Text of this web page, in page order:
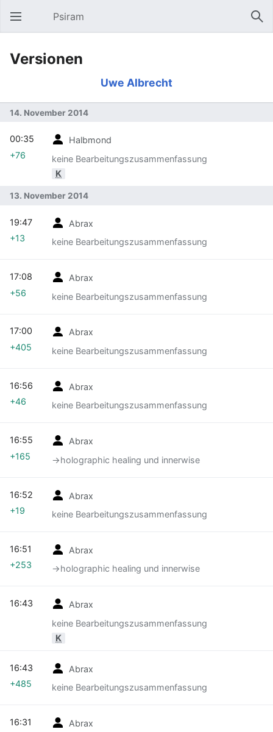
Hauptmenü öffnen Psiram
Versionen
Uwe Albrecht
14. November 2014
Halbmond
keine Bearbeitungszusammenfassung
K
00:35
+76
13. November 2014
Abrax
keine Bearbeitungszusammenfassung
19:47
+13
Abrax
keine Bearbeitungszusammenfassung
17:08
+56
Abrax
keine Bearbeitungszusammenfassung
17:00
+405
Abrax
keine Bearbeitungszusammenfassung
16:56
+46
Abrax
→‎holographic healing und innerwise
16:55
+165
Abrax
keine Bearbeitungszusammenfassung
16:52
+19
Abrax
→‎holographic healing und innerwise
16:51
+253
Abrax
keine Bearbeitungszusammenfassung
K
16:43
Abrax
keine Bearbeitungszusammenfassung
16:43
+485
Abrax
16:31